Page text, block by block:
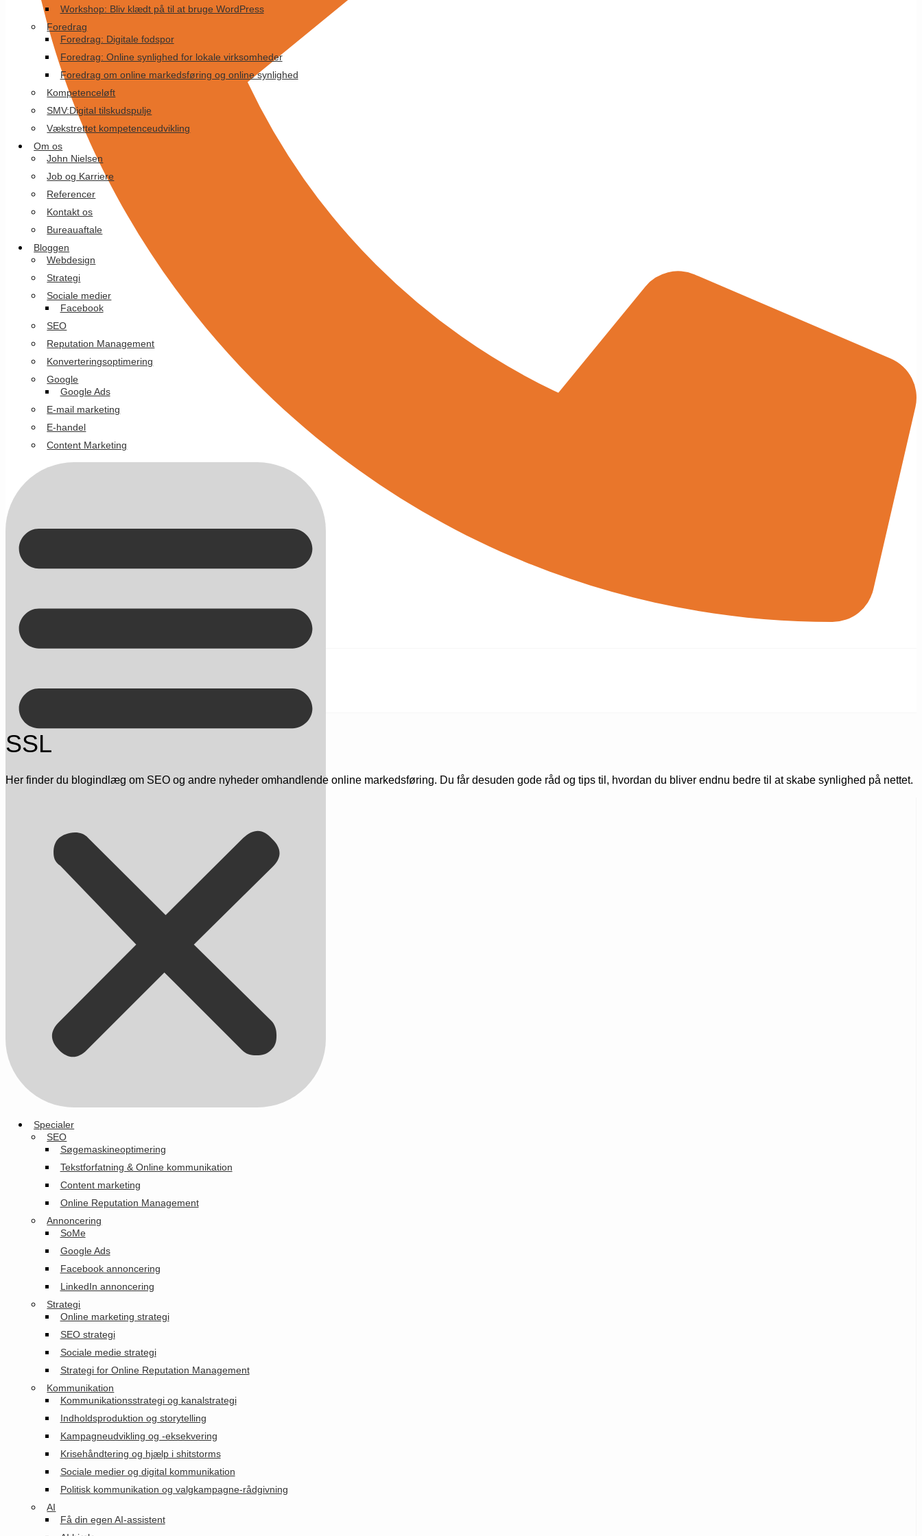
Kontakt på +45 70 13 63 23
Workshop: Bliv klædt på til at bruge WordPress
Foredrag
Foredrag: Digitale fodspor
Foredrag: Online synlighed for lokale virksomheder
Foredrag om online markedsføring og online synlighed
Kompetenceløft
SMV:Digital tilskudspulje
Vækstrettet kompetenceudvikling
Om os
John Nielsen
Job og Karriere
Referencer
Kontakt os
Bureauaftale
Bloggen
Webdesign
Strategi
Sociale medier
Facebook
SEO
Reputation Management
Konverteringsoptimering
Google
Google Ads
E-mail marketing
E-handel
Content Marketing
Specialer
SEO
Søgemaskineoptimering
Tekstforfatning & Online kommunikation
Content marketing
Online Reputation Management
Annoncering
SoMe
Google Ads
Facebook annoncering
LinkedIn annoncering
Strategi
Online marketing strategi
SEO strategi
Sociale medie strategi
Strategi for Online Reputation Management
Kommunikation
Kommunikationsstrategi og kanalstrategi
Indholdsproduktion og storytelling
Kampagneudvikling og -eksekvering
Krisehåndtering og hjælp i shitstorms
Sociale medier og digital kommunikation
Politisk kommunikation og valgkampagne-rådgivning
AI
Få din egen AI-assistent
SSL
Her finder du blogindlæg om SEO og andre nyheder omhandlende online markedsføring. Du får desuden gode råd og tips til, hvordan du bliver endnu bedre til at skabe synlighed på nettet.